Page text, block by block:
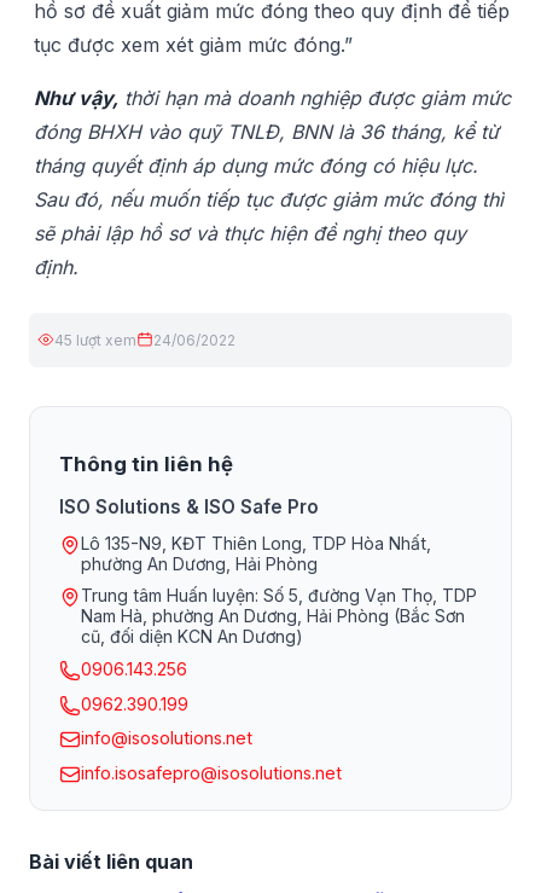
hồ sơ đề xuất giảm mức đóng theo quy định để tiếp
tục được xem xét giảm mức đóng.”
Như vậy,thời hạn mà doanh nghiệp được giảm mức
đóng BHXH vào quỹ TNLĐ, BNN là 36 tháng, kể từ
tháng quyết định áp dụng mức đóng có hiệu lực.
Sau đó, nếu muốn tiếp tục được giảm mức đóng thì
sẽ phải lập hồ sơ và thực hiện đề nghị theo quy
định.
45 lượt xem 24/06/2022
Thông tin liên hệ
ISO Solutions & ISO Safe Pro
Lô 135-N9, KĐT Thiên Long, TDP Hòa Nhất,
phường An Dương, Hải Phòng
Trung tâm Huấn luyện: Số 5, đường Vạn Thọ, TDP
Nam Hà, phường An Dương, Hải Phòng (Bắc Sơn
cũ, đối diện KCN An Dương)
0906.143.256
0962.390.199
info@isosolutions.net
info.isosafepro@isosolutions.net
Bài viết liên quan